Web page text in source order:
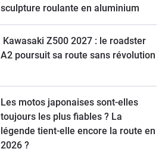
sculpture roulante en aluminium
Kawasaki Z500 2027 : le roadster
A2 poursuit sa route sans révolution
Les motos japonaises sont-elles
toujours les plus fiables ? La
légende tient-elle encore la route en
2026 ?